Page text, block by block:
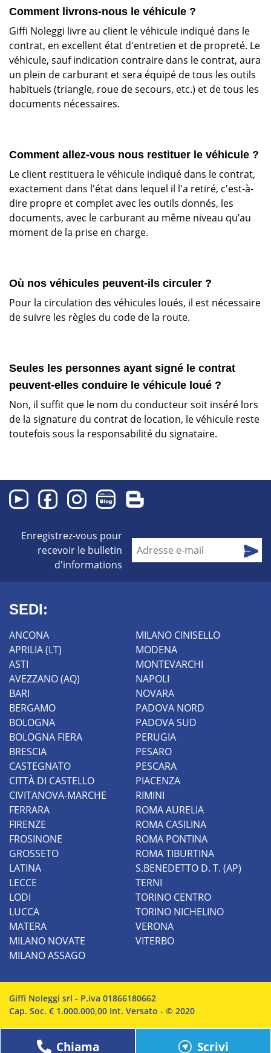
Comment livrons-nous le véhicule ?
Giffi Noleggi livre au client le véhicule indiqué dans le
contrat, en excellent état d'entretien et de propreté. Le
véhicule, sauf indication contraire dans le contrat, aura
un plein de carburant et sera équipé de tous les outils
habituels (triangle, roue de secours, etc.) et de tous les
documents nécessaires.
Comment allez-vous nous restituer le véhicule ?
Le client restituera le véhicule indiqué dans le contrat,
exactement dans l'état dans lequel il l'a retiré, c'est-à-
dire propre et complet avec les outils donnés, les
documents, avec le carburant au même niveau qu’au
moment de la prise en charge.
Où nos véhicules peuvent-ils circuler ?
Pour la circulation des véhicules loués, il est nécessaire
de suivre les règles du code de la route.
Seules les personnes ayant signé le contrat
peuvent-elles conduire le véhicule loué ?
Non, il suffit que le nom du conducteur soit inséré lors
de la signature du contrat de location, le véhicule reste
toutefois sous la responsabilité du signataire.
Enregistrez-vous pour
recevoir le bulletin
d'informations
SEDI:
ANCONA
APRILIA (LT)
ASTI
AVEZZANO (AQ)
BARI
BERGAMO
BOLOGNA
BOLOGNA FIERA
BRESCIA
CASTEGNATO
CITTÀ DI CASTELLO
CIVITANOVA-MARCHE
FERRARA
FIRENZE
FROSINONE
GROSSETO
LATINA
LECCE
LODI
LUCCA
MATERA
MILANO NOVATE
MILANO ASSAGO
MILANO CINISELLO
MODENA
MONTEVARCHI
NAPOLI
NOVARA
PADOVA NORD
PADOVA SUD
PERUGIA
PESARO
PESCARA
PIACENZA
RIMINI
ROMA AURELIA
ROMA CASILINA
ROMA PONTINA
ROMA TIBURTINA
S.BENEDETTO D. T. (AP)
TERNI
TORINO CENTRO
TORINO NICHELINO
VERONA
VITERBO
Giffi Noleggi srl - P.iva 01866180662
Cap. Soc. € 1.000.000,00 Int. Versato - © 2020
Chiama Scrivi